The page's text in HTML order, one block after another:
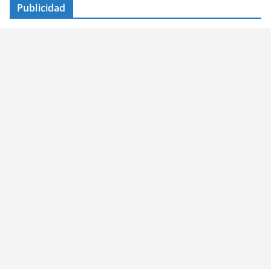
Publicidad